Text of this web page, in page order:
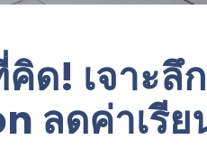
ด! เจาะลึก
ลดค่าเรีย